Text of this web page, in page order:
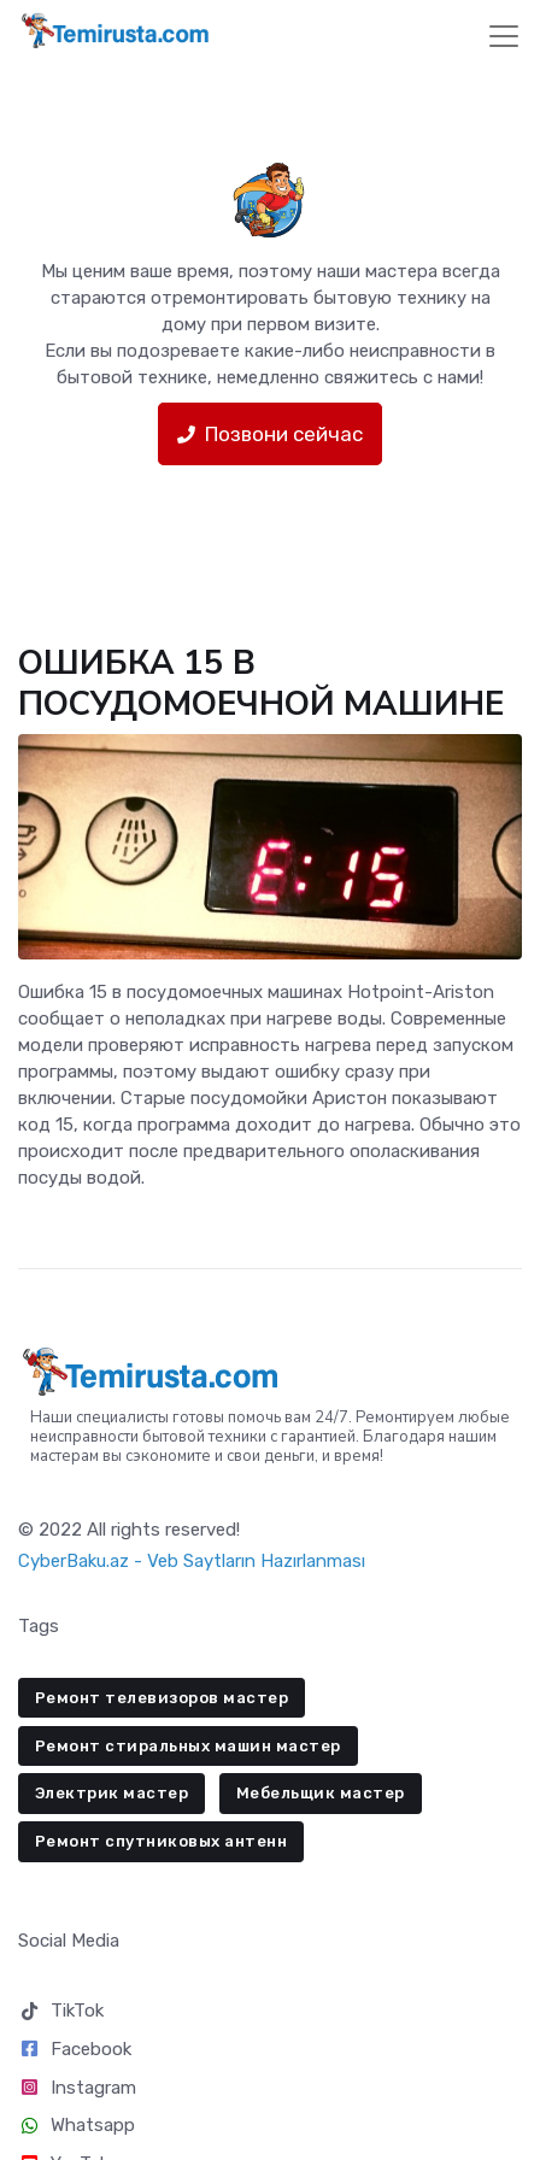
Мы ценим ваше время, поэтому наши мастера всегда
стараются отремонтировать бытовую технику на
дому при первом визите.
Если вы подозреваете какие-либо неисправности в
бытовой технике, немедленно свяжитесь с нами!
Позвони сейчас
ОШИБКА 15 В
ПОСУДОМОЕЧНОЙ МАШИНЕ
Ошибка 15 в посудомоечных машинах Hotpoint-Ariston
сообщает о неполадках при нагреве воды. Современные
модели проверяют исправность нагрева перед запуском
программы, поэтому выдают ошибку сразу при
включении. Старые посудомойки Аристон показывают
код 15, когда программа доходит до нагрева. Обычно это
происходит после предварительного ополаскивания
посуды водой.
Наши специалисты готовы помочь вам 24/7. Ремонтируем любые
неисправности бытовой техники с гарантией. Благодаря нашим
мастерам вы сэкономите и свои деньги, и время!
© 2022 All rights reserved!
CyberBaku.az - Veb Saytların Hazırlanması
Tags
Ремонт телевизоров мастер
Ремонт стиральных машин мастер
Электрик мастер Мебельщик мастер
Ремонт спутниковых антенн
Social Media
TikTok
Facebook
Instagram
Whatsapp